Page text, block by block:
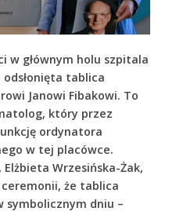
w głównym holu szpitala
odsłonięta tablica
Janowi Fibakowi. To
który przez
ordynatora
w tej placówce.
Wrzesińska-Żak,
ceremonii, że tablica
symbolicznym dniu –